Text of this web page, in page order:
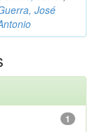
José
1